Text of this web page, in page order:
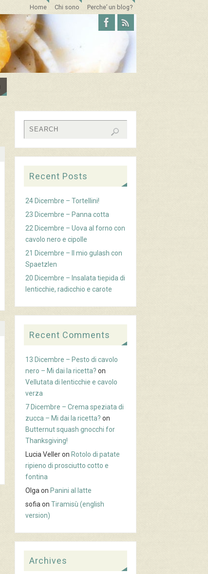
Home Chi sono Perche’ un blog?
Recent Posts
24 Dicembre – Tortellini!
23 Dicembre – Panna cotta
22 Dicembre – Uova al forno con
cavolo nero e cipolle
21 Dicembre – Il mio gulash con
Spaetzlen
20 Dicembre – Insalata tiepida di
lenticchie, radicchio e carote
Recent Comments
13 Dicembre – Pesto di cavolo
nero – Mi dai la ricetta? on
Vellutata di lenticchie e cavolo
verza
7 Dicembre – Crema speziata di
zucca – Mi dai la ricetta? on
Butternut squash gnocchi for
Thanksgiving!
Lucia VelleronRotolo di patate
ripieno di prosciutto cotto e
fontina
Olga onPanini al latte
sofia onTiramisù (english
version)
Archives